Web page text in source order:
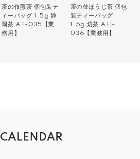
茶の伎煎茶 個包装テ
ィーバッグ 1.5g 静
岡茶 AF-035【業
務用】
茶の伎ほうじ茶 個包
装ティーバッグ
1.5g 焙茶 AH-
036【業務用】
CALENDAR